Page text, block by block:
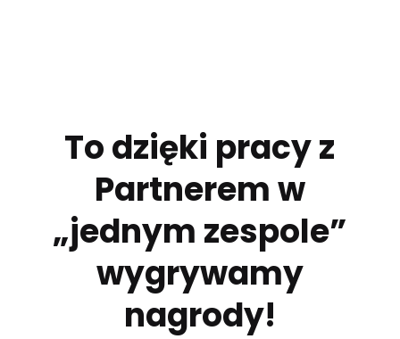
To dzięki pracy z
Partnerem w
„jednym zespole”
wygrywamy
nagrody!